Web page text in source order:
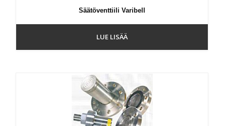
Säätöventtiili Varibell
LUE LISÄÄ